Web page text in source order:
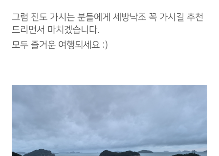
그럼 진도 가시는 분들에게 세방낙조 꼭 가시길 추천
드리면서 마치겠습니다.
모두 즐거운 여행되세요 :)